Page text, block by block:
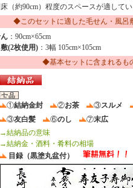
（約90cm）程度のスペースが適して
◆このセットに適した毛せん・風呂
：90cm×65cm
(2枚使用) ：3幅 105cm×105cm
◆基本セットに含まれるも
①結納金封 ②お茶 ③スルメ
③友白髪 ⑥のし ⑦末広
→結納品の意味
→結納金・酒料・肴料の相場
目録（黒塗丸盆付）